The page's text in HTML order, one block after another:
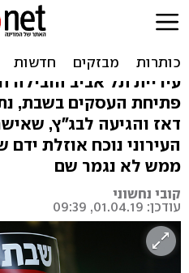
חוק
עקפה את בג"ץ
עיריית תל אביב
פתיחת העסקים בשבת,
דאז והגיעה לבג"ץ,
העירוני נוכח אוזלת
ממש לא נגמר שם
קובי נחשוני
עודכן: 01.04.19, 09:39